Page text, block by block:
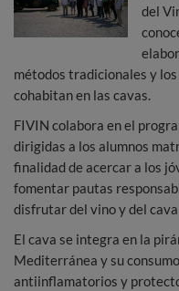
del
métodos tradicionales y
cohabitan en las cavas.
FIVIN colabora en el
dirigidas a los alumnos
finalidad de acercar a los
fomentar pautas
disfrutar del vino y del
El cava se integra en la
Mediterránea y su
antiinflamatorios y